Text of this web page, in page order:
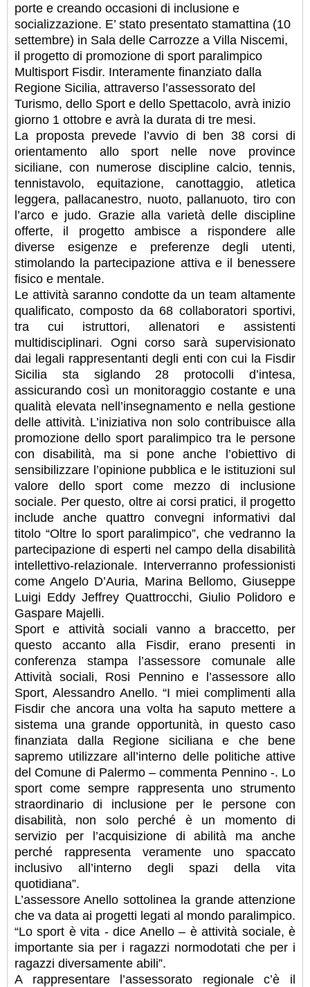
porte e creando occasioni di inclusione e
socializzazione. E’ stato presentato stamattina (10
settembre) in Sala delle Carrozze a Villa Niscemi,
il progetto di promozione di sport paralimpico
Multisport Fisdir. Interamente finanziato dalla
Regione Sicilia, attraverso l’assessorato del
Turismo, dello Sport e dello Spettacolo, avrà inizio
giorno 1 ottobre e avrà la durata di tre mesi.
La proposta prevede l’avvio di ben 38 corsi di
orientamento allo sport nelle nove province
siciliane, con numerose discipline calcio, tennis,
tennistavolo, equitazione, canottaggio, atletica
leggera, pallacanestro, nuoto, pallanuoto, tiro con
l’arco e judo. Grazie alla varietà delle discipline
offerte, il progetto ambisce a rispondere alle
diverse esigenze e preferenze degli utenti,
stimolando la partecipazione attiva e il benessere
fisico e mentale.
Le attività saranno condotte da un team altamente
qualificato, composto da 68 collaboratori sportivi,
tra cui istruttori, allenatori e assistenti
multidisciplinari. Ogni corso sarà supervisionato
dai legali rappresentanti degli enti con cui la Fisdir
Sicilia sta siglando 28 protocolli d’intesa,
assicurando così un monitoraggio costante e una
qualità elevata nell’insegnamento e nella gestione
delle attività. L’iniziativa non solo contribuisce alla
promozione dello sport paralimpico tra le persone
con disabilità, ma si pone anche l’obiettivo di
sensibilizzare l’opinione pubblica e le istituzioni sul
valore dello sport come mezzo di inclusione
sociale. Per questo, oltre ai corsi pratici, il progetto
include anche quattro convegni informativi dal
titolo “Oltre lo sport paralimpico”, che vedranno la
partecipazione di esperti nel campo della disabilità
intellettivo-relazionale. Interverranno professionisti
come Angelo D’Auria, Marina Bellomo, Giuseppe
Luigi Eddy Jeffrey Quattrocchi, Giulio Polidoro e
Gaspare Majelli.
Sport e attività sociali vanno a braccetto, per
questo accanto alla Fisdir, erano presenti in
conferenza stampa l’assessore comunale alle
Attività sociali, Rosi Pennino e l’assessore allo
Sport, Alessandro Anello. “I miei complimenti alla
Fisdir che ancora una volta ha saputo mettere a
sistema una grande opportunità, in questo caso
finanziata dalla Regione siciliana e che bene
sapremo utilizzare all’interno delle politiche attive
del Comune di Palermo – commenta Pennino -. Lo
sport come sempre rappresenta uno strumento
straordinario di inclusione per le persone con
disabilità, non solo perché è un momento di
servizio per l’acquisizione di abilità ma anche
perché rappresenta veramente uno spaccato
inclusivo all’interno degli spazi della vita
quotidiana”.
L’assessore Anello sottolinea la grande attenzione
che va data ai progetti legati al mondo paralimpico.
“Lo sport è vita - dice Anello – è attività sociale, è
importante sia per i ragazzi normodotati che per i
ragazzi diversamente abili”.
A rappresentare l’assessorato regionale c’è il